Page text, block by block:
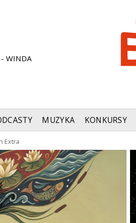
WINDA
MUZYKA KONKURSY
Extra